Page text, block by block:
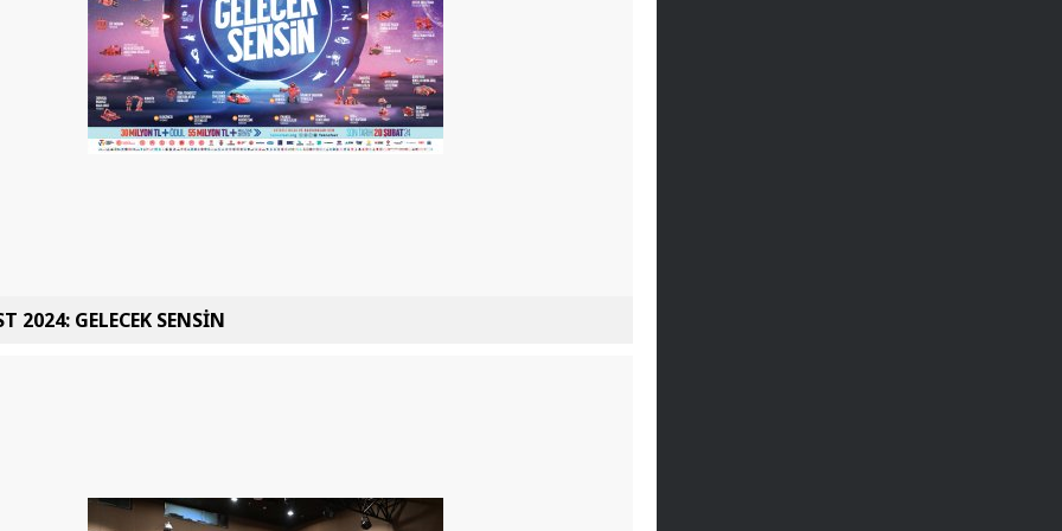
2024: GELECEK SENSİN